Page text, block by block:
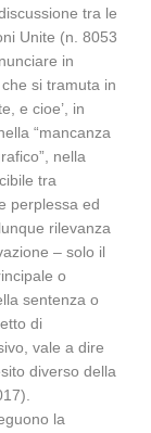
tra le
Unite (n. 8053
in
si tramuta in
e cioe’, in
“mancanza
nella
tra
perplessa ed
rilevanza
– solo il
o
sentenza o
di
vale a dire
diverso della
la